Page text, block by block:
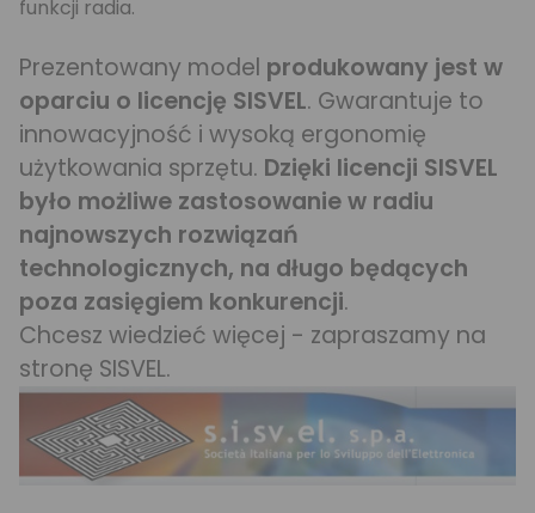
funkcji radia.
Prezentowany model produkowany jest w
oparciu o licencję SISVEL. Gwarantuje to
innowacyjność i wysoką ergonomię
użytkowania sprzętu. Dzięki licencji SISVEL
było możliwe zastosowanie w radiu
najnowszych rozwiązań
technologicznych, na długo będących
poza zasięgiem konkurencji.
Chcesz wiedzieć więcej - zapraszamy na
stronę SISVEL.